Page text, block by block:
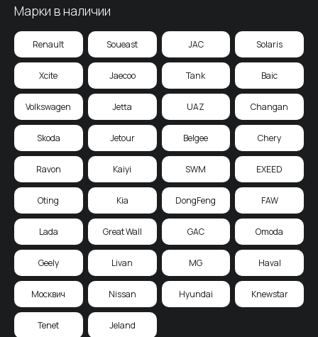
Марки в наличии
Renault Soueast JAC Solaris
Xcite Jaecoo Tank Baic
Volkswagen Jetta UAZ Changan
Skoda Jetour Belgee Chery
Ravon Kaiyi SWM EXEED
Oting Kia DongFeng FAW
Lada Great Wall GAC Omoda
Geely Livan MG Haval
Москвич Nissan Hyundai Knewstar
Tenet Jeland